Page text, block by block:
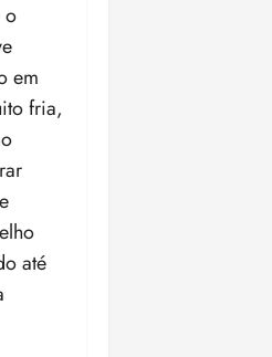
o
em
fria,
até